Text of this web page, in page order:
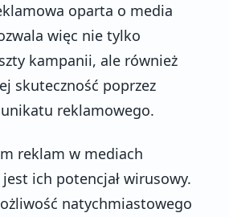
oparta o media
więc nie tylko
kampanii, ale również
skuteczność poprzez
reklamowego.
reklam w mediach
ich potencjał wirusowy.
natychmiastowego